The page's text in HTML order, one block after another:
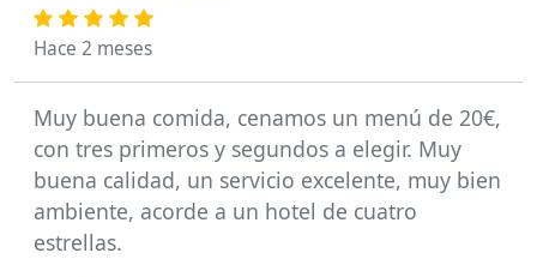
Hace 2 meses
Muy buena comida, cenamos un menú de 20€,
con tres primeros y segundos a elegir. Muy
buena calidad, un servicio excelente, muy bien
ambiente, acorde a un hotel de cuatro
estrellas.